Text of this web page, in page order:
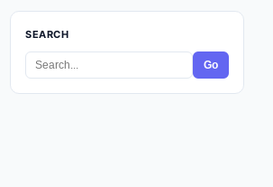
SEARCH
Go